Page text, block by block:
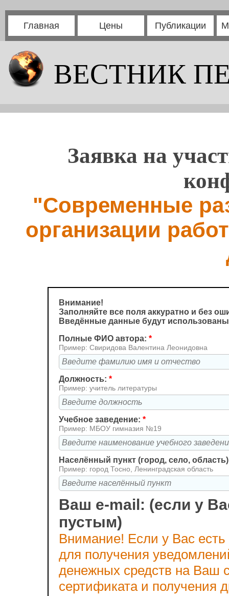
Главная Цены Публикации
ВЕСТНИК
Заявка на
"Современные
организации
Внимание!
Заполняйте все поля аккуратно и без
Введённые данные будут
Полные ФИО автора: *
Пример: Свиридова Валентина Леонидовна
Должность: *
Пример: учитель литературы
Учебное заведение: *
Пример: МБОУ гимназия №19
Населённый пункт (город, село,
Пример: город Тосно, Ленинградская область
Ваш e-mail: (если у
пустым)
Внимание! Если у Вас
для получения
денежных средств на Ваш
сертификата и получения